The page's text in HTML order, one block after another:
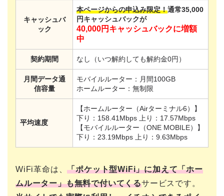
キャッシュバ
ック
本ページからの申込み限定！通常35,000
円キャッシュバックが
40,000円キャッシュバックに増額
中
契約期間 なし（いつ解約しても解約金0円）
月間データ通
信容量
モバイルルーター：月間100GB
ホームルーター：無制限
平均速度
【ホームルーター（Airターミナル6）】
下り：158.41Mbps 上り：17.57Mbps
【モバイルルーター（ONE MOBILE）】
下り：23.19Mbps 上り：9.63Mbps
WiFi革命は、「ポケット型WiFi」に加えて「ホー
ムルーター」も無料で付いてくるサービスです。